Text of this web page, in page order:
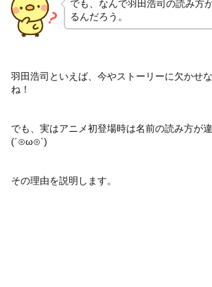
でも、なんで羽田浩司の読み方
るんだろう。
羽田浩司といえば、今やストーリーに欠かせ
ね！
でも、実はアニメ初登場時は名前の読み方が
(´⊙ω⊙`)
その理由を説明します。